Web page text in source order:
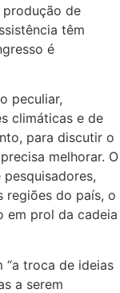
de
têm
é
peculiar,
climáticas e de
para discutir o
melhorar. O
regiões do país, o
em prol da cadeia
“a troca de ideias
a serem